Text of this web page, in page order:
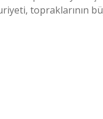
topraklarının